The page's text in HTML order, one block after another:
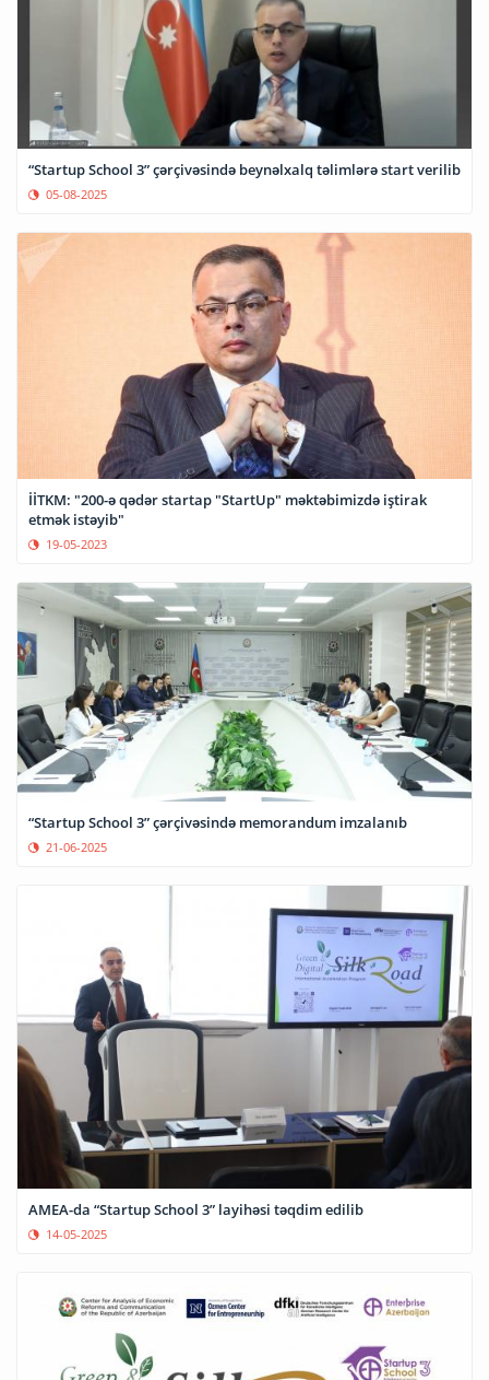
“Startup School 3” çərçivəsində beynəlxalq təlimlərə start verilib
05-08-2025
İİTKM: "200-ə qədər startap "StartUp" məktəbimizdə iştirak
etmək istəyib"
19-05-2023
“Startup School 3” çərçivəsində memorandum imzalanıb
21-06-2025
AMEA-da “Startup School 3” layihəsi təqdim edilib
14-05-2025